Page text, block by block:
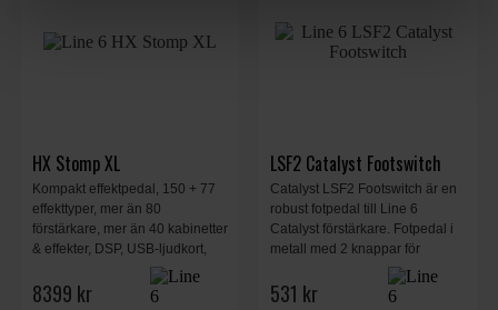
HX Stomp XL
Kompakt effektpedal, 150 + 77
effekttyper, mer än 80
förstärkare, mer än 40 kabinetter
& effekter, DSP, USB-ljudkort,
iPhone-/iPad-kompatibel. Svart.
8399 kr
LSF2 Catalyst Footswitch
Catalyst LSF2 Footswitch är en
robust fotpedal till Line 6
Catalyst förstärkare. Fotpedal i
metall med 2 knappar för
Channel och Effect on/off.
Kompatibel med Catalyst Edit
531 kr